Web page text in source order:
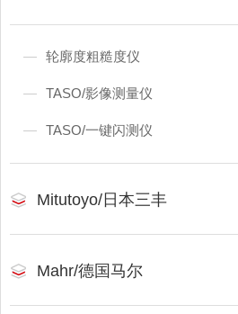
轮廓度粗糙度仪
TASO/影像测量仪
TASO/一键闪测仪
Mitutoyo/日本三丰
Mahr/德国马尔